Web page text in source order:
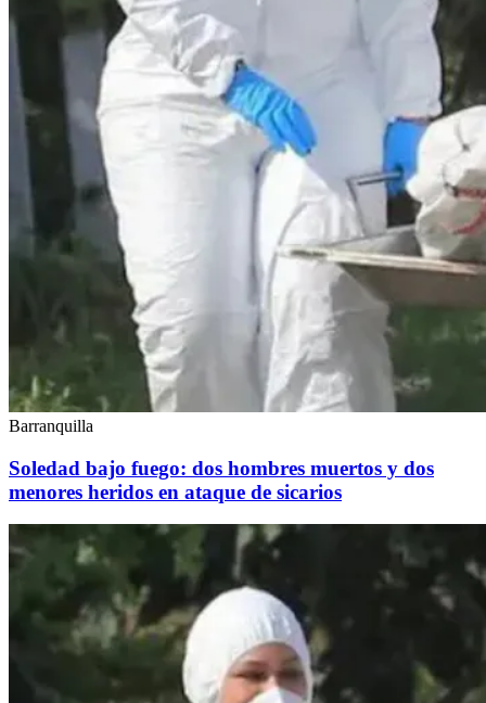
Barranquilla
Soledad bajo fuego: dos hombres muertos y dos
menores heridos en ataque de sicarios